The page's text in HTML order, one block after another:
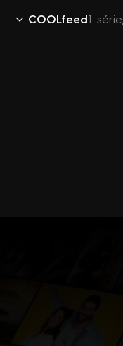
COOLfeed1.